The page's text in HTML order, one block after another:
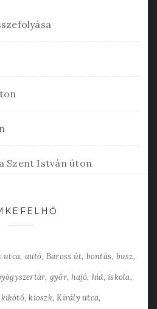
Szent István úton
utca autó Baross út bontás busz
győr hajó híd iskola
kikötő kioszk Király utca